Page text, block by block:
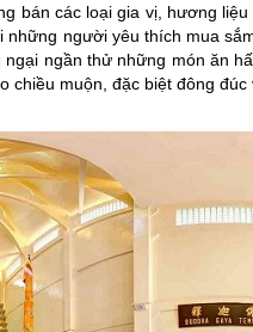
bán các loại gia vị, hương
người yêu thích mua
ngần thử những món ăn
muộn, đặc biệt đông đúc